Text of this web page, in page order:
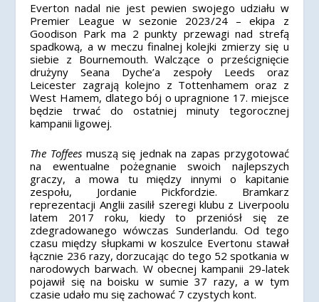
Everton nadal nie jest pewien swojego udziału w
Premier League w sezonie 2023/24 – ekipa z
Goodison Park ma 2 punkty przewagi nad strefą
spadkową, a w meczu finalnej kolejki zmierzy się u
siebie z Bournemouth. Walczące o prześcignięcie
drużyny Seana Dyche’a zespoły Leeds oraz
Leicester zagrają kolejno z Tottenhamem oraz z
West Hamem, dlatego bój o upragnione 17. miejsce
będzie trwać do ostatniej minuty tegorocznej
kampanii ligowej.
The Toffees muszą się jednak na zapas przygotować
na ewentualne pożegnanie swoich najlepszych
graczy, a mowa tu między innymi o kapitanie
zespołu, Jordanie Pickfordzie. Bramkarz
reprezentacji Anglii zasilił szeregi klubu z Liverpoolu
latem 2017 roku, kiedy to przeniósł się ze
zdegradowanego wówczas Sunderlandu. Od tego
czasu między słupkami w koszulce Evertonu stawał
łącznie 236 razy, dorzucając do tego 52 spotkania w
narodowych barwach. W obecnej kampanii 29-latek
pojawił się na boisku w sumie 37 razy, a w tym
czasie udało mu się zachować 7 czystych kont.